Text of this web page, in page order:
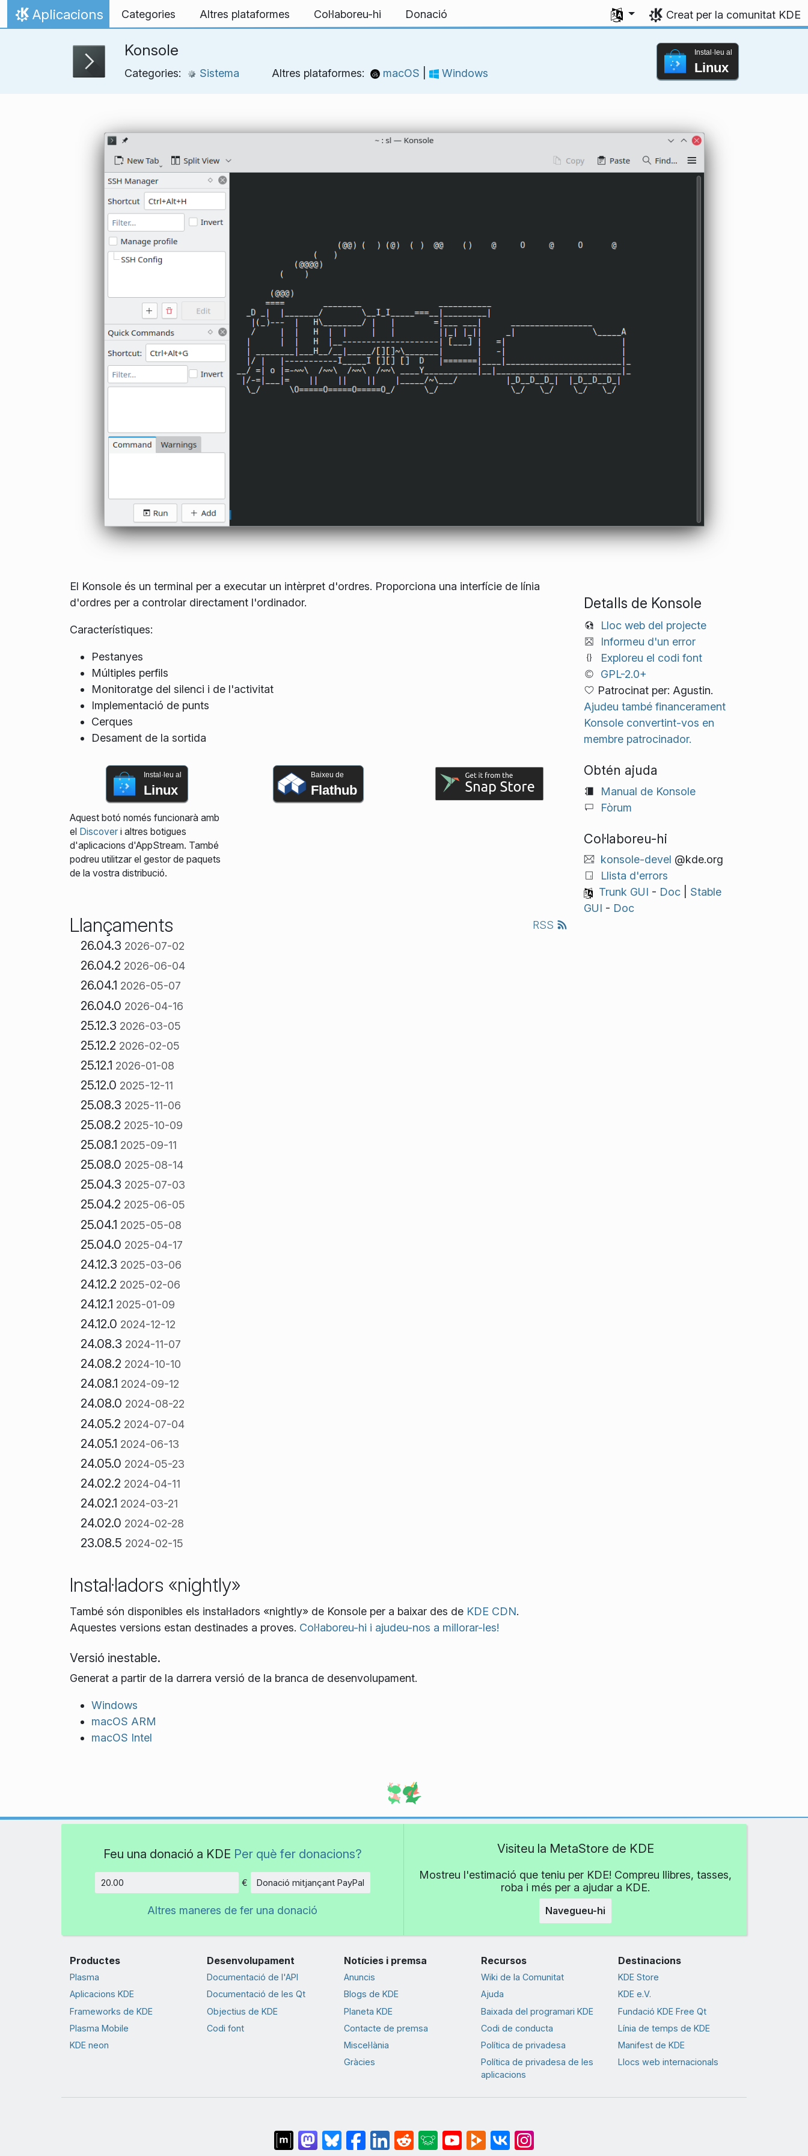
Salta al contingut
Inici
Aplicacions Categories Altres plataformes Col·laboreu-hi Donació
Seleccioneu l'idioma
Creat per la comunitat KDE
Konsole
Categories: Sistema Altres plataformes: macOS Windows
Instal·leu al
Linux
El Konsole és un terminal per a executar un intèrpret d'ordres. Proporciona una interfície de línia
d'ordres per a controlar directament l'ordinador.
Característiques:
Pestanyes
Múltiples perfils
Monitoratge del silenci i de l'activitat
Implementació de punts
Cerques
Desament de la sortida
Instal·leu al
Linux
Aquest botó només funcionarà amb
el Discoveri altres botigues
d'aplicacions d'AppStream. També
podreu utilitzar el gestor de paquets
de la vostra distribució.
Baixeu de
Flathub
Llançaments RSS
26.04.3 2026-07-02
26.04.2 2026-06-04
26.04.1 2026-05-07
26.04.0 2026-04-16
25.12.3 2026-03-05
25.12.2 2026-02-05
25.12.1 2026-01-08
25.12.0 2025-12-11
25.08.3 2025-11-06
25.08.2 2025-10-09
25.08.1 2025-09-11
25.08.0 2025-08-14
25.04.3 2025-07-03
25.04.2 2025-06-05
25.04.1 2025-05-08
25.04.0 2025-04-17
24.12.3 2025-03-06
24.12.2 2025-02-06
24.12.1 2025-01-09
24.12.0 2024-12-12
24.08.3 2024-11-07
24.08.2 2024-10-10
24.08.1 2024-09-12
24.08.0 2024-08-22
24.05.2 2024-07-04
24.05.1 2024-06-13
24.05.0 2024-05-23
24.02.2 2024-04-11
24.02.1 2024-03-21
24.02.0 2024-02-28
23.08.5 2024-02-15
Instal·ladors «nightly»
També són disponibles els instal·ladors «nightly» de Konsole per a baixar des de KDE CDN.
Aquestes versions estan destinades a proves. Col·laboreu-hi i ajudeu-nos a millorar-les!
Versió inestable.
Generat a partir de la darrera versió de la branca de desenvolupament.
Windows
macOS ARM
macOS Intel
Detalls de Konsole
Lloc web del projecte
Informeu d'un error
Exploreu el codi font
GPL-2.0+
Patrocinat per: Agustin.
Ajudeu també financerament
Konsole convertint-vos en
membre patrocinador.
Obtén ajuda
Manual de Konsole
Fòrum
Col·laboreu-hi
konsole-devel @kde.org
Llista d'errors
Trunk GUI - Doc| Stable
GUI - Doc
Feu una donació a KDE Per què fer donacions?
Import
€ Donació mitjançant PayPal
Altres maneres de fer una donació
Visiteu la MetaStore de KDE
Mostreu l'estimació que teniu per KDE! Compreu llibres, tasses,
roba i més per a ajudar a KDE.
Navegueu-hi
Productes
Plasma
Aplicacions KDE
Frameworks de KDE
Plasma Mobile
KDE neon
Desenvolupament
Documentació de l'API
Documentació de les Qt
Objectius de KDE
Codi font
Notícies i premsa
Anuncis
Blogs de KDE
Planeta KDE
Contacte de premsa
Miscel·lània
Gràcies
Recursos
Wiki de la Comunitat
Ajuda
Baixada del programari KDE
Codi de conducta
Política de privadesa
Política de privadesa de les
aplicacions
Destinacions
KDE Store
KDE e.V.
Fundació KDE Free Qt
Línia de temps de KDE
Manifest de KDE
Llocs web internacionals